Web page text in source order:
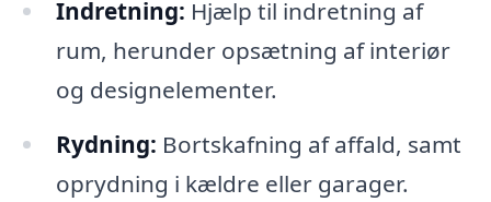
Indretning: Hjælp til indretning af
rum, herunder opsætning af interiør
og designelementer.
Rydning: Bortskafning af affald, samt
oprydning i kældre eller garager.